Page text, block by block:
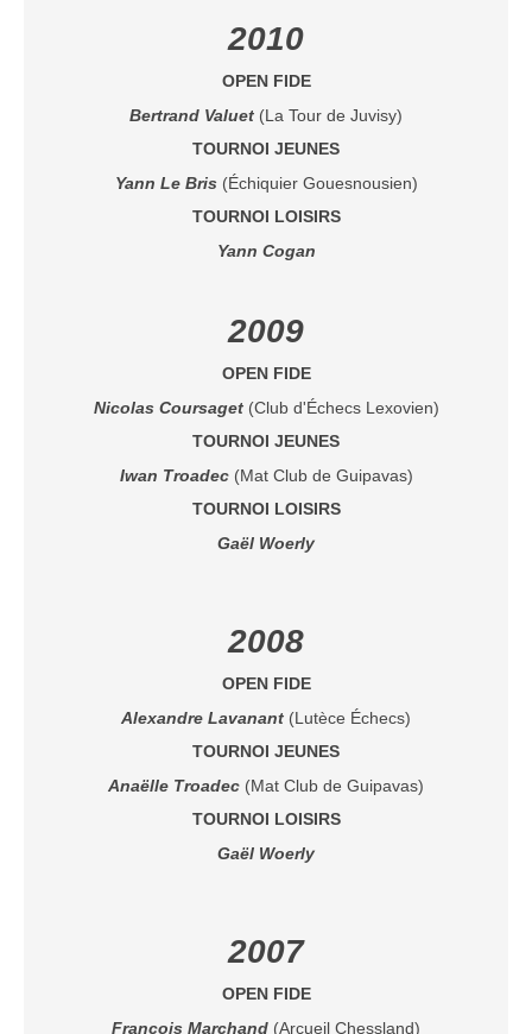
2010
OPEN FIDE
Bertrand Valuet (La Tour de Juvisy)
TOURNOI JEUNES
Yann Le Bris(Échiquier Gouesnousien)
TOURNOI LOISIRS
Yann Cogan
2009
OPEN FIDE
Nicolas Coursaget(Club d'Échecs Lexovien)
TOURNOI JEUNES
Iwan Troadec(Mat Club de Guipavas)
TOURNOI LOISIRS
Gaël Woerly
2008
OPEN FIDE
Alexandre Lavanant (Lutèce Échecs)
TOURNOI JEUNES
Anaëlle Troadec (Mat Club de Guipavas)
TOURNOI LOISIRS
Gaël Woerly
2007
OPEN FIDE
François Marchand (Arcueil Chessland)